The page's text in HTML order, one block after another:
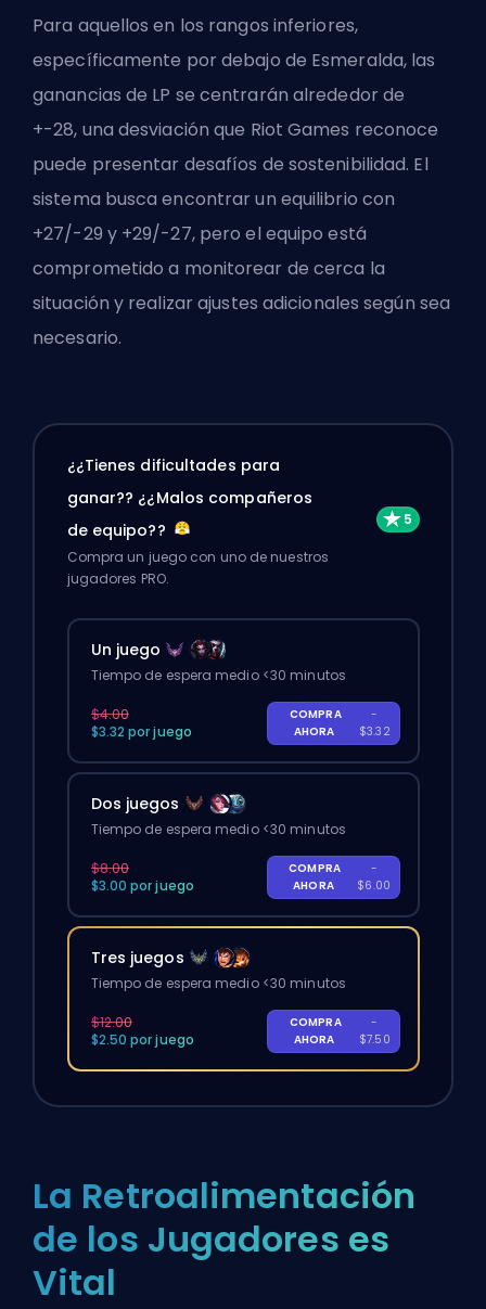
Para aquellos en los rangos inferiores,
específicamente por debajo de Esmeralda, las
ganancias de LP se centrarán alrededor de
+-28, una desviación que Riot Games reconoce
puede presentar desafíos de sostenibilidad. El
sistema busca encontrar un equilibrio con
+27/-29 y +29/-27, pero el equipo está
comprometido a monitorear de cerca la
situación y realizar ajustes adicionales según sea
necesario.
¿¿Tienes dificultades para
ganar?? ¿¿Malos compañeros
de equipo??
Compra un juego con uno de nuestros
jugadores PRO.
Un juego
Tiempo de espera medio <30 minutos
$4.00
$3.32 por juego
COMPRA
AHORA
-
$3.32
Dos juegos
Tiempo de espera medio <30 minutos
$8.00
$3.00 por juego
COMPRA
AHORA
-
$6.00
Tres juegos
Tiempo de espera medio <30 minutos
$12.00
$2.50 por juego
COMPRA
AHORA
-
$7.50
La Retroalimentación
de los Jugadores es
Vital